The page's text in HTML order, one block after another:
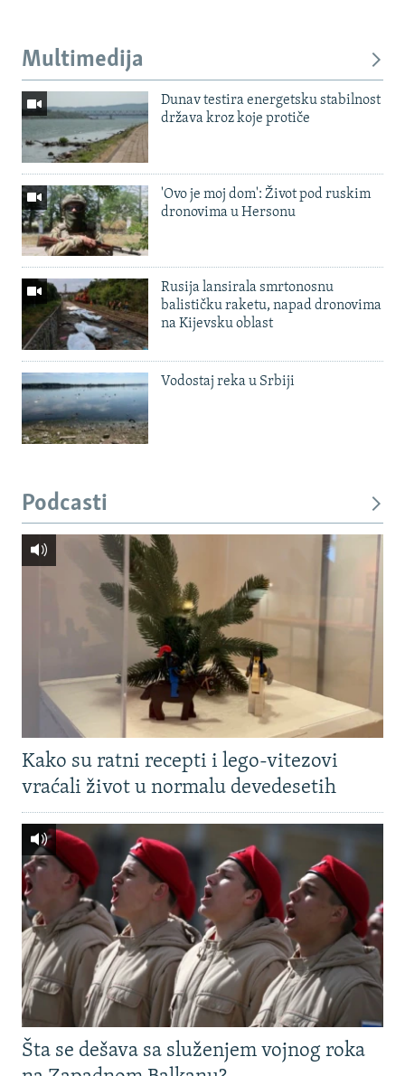
Multimedija
Dunav testira energetsku stabilnost
država kroz koje protiče
'Ovo je moj dom': Život pod ruskim
dronovima u Hersonu
Rusija lansirala smrtonosnu
balističku raketu, napad dronovima
na Kijevsku oblast
Vodostaj reka u Srbiji
Podcasti
Kako su ratni recepti i lego-vitezovi
vraćali život u normalu devedesetih
Šta se dešava sa služenjem vojnog roka